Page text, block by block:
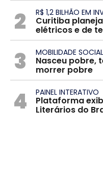
2 R$ 1,2 BILHÃO EM
Curitiba
elétricos e de
3 MOBILIDADE SOCIAL
Nasceu pobre,
morrer pobre
4 PAINEL INTERATIVO
Plataforma
Literários do